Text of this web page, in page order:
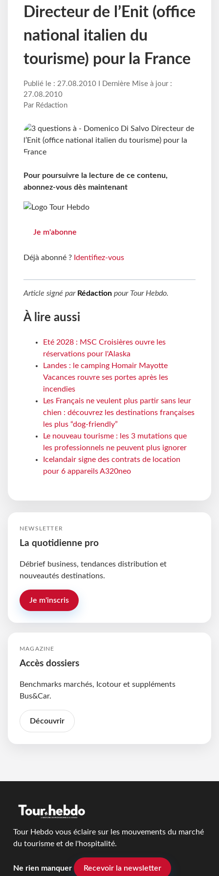
Directeur de l’Enit (office
national italien du
tourisme) pour la France
Publié le : 27.08.2010 I Dernière Mise à jour :
27.08.2010
Par Rédaction
Pour poursuivre la lecture de ce contenu,
abonnez-vous dès maintenant
Je m'abonne
Déjà abonné ? Identifiez-vous
Article signé par Rédaction pour Tour Hebdo.
À lire aussi
Eté 2028 : MSC Croisières ouvre les
réservations pour l'Alaska
Landes : le camping Homair Mayotte
Vacances rouvre ses portes après les
incendies
Les Français ne veulent plus partir sans leur
chien : découvrez les destinations françaises
les plus “dog-friendly”
Le nouveau tourisme : les 3 mutations que
les professionnels ne peuvent plus ignorer
Icelandair signe des contrats de location
pour 6 appareils A320neo
NEWSLETTER
La quotidienne pro
Débrief business, tendances distribution et
nouveautés destinations.
Je m'inscris
MAGAZINE
Accès dossiers
Benchmarks marchés, Icotour et suppléments
Bus&Car.
Découvrir
Tour Hebdo vous éclaire sur les mouvements du marché
du tourisme et de l'hospitalité.
Ne rien manquer Recevoir la newsletter